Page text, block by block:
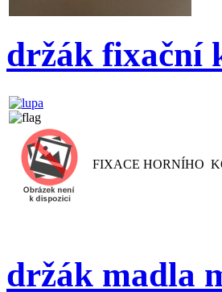
držák fixační
FIXACE HORNÍHO
držák madla